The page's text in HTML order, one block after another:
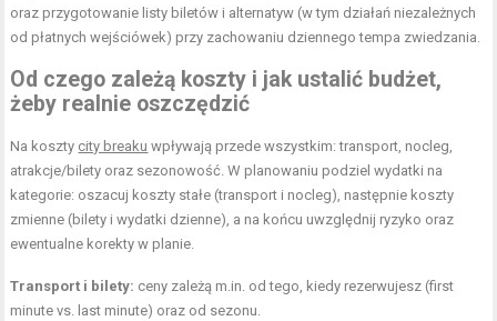
oraz przygotowanie listy biletów i alternatyw (w tym działań niezależnych
od płatnych wejściówek) przy zachowaniu dziennego tempa zwiedzania.
Od czego zależą koszty i jak ustalić budżet,
żeby realnie oszczędzić
Na koszty city breaku wpływają przede wszystkim: transport, nocleg,
atrakcje/bilety oraz sezonowość. W planowaniu podziel wydatki na
kategorie: oszacuj koszty stałe (transport i nocleg), następnie koszty
zmienne (bilety i wydatki dzienne), a na końcu uwzględnij ryzyko oraz
ewentualne korekty w planie.
Transport i bilety: ceny zależą m.in. od tego, kiedy rezerwujesz (first
minute vs. last minute) oraz od sezonu.